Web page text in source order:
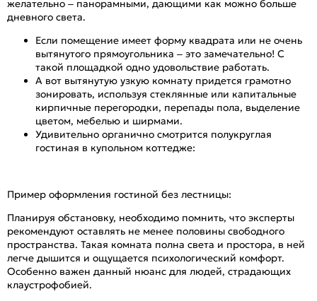
желательно – панорамными, дающими как можно больше
дневного света.
Если помещение имеет форму квадрата или не очень
вытянутого прямоугольника – это замечательно! С
такой площадкой одно удовольствие работать.
А вот вытянутую узкую комнату придется грамотно
зонировать, используя стеклянные или капитальные
кирпичные перегородки, перепады пола, выделение
цветом, мебелью и ширмами.
Удивительно органично смотрится полукруглая
гостиная в купольном коттедже:
Пример оформления гостиной без лестницы:
Планируя обстановку, необходимо помнить, что эксперты
рекомендуют оставлять не менее половины свободного
пространства. Такая комната полна света и простора, в ней
легче дышится и ощущается психологический комфорт.
Особенно важен данный нюанс для людей, страдающих
клаустрофобией.